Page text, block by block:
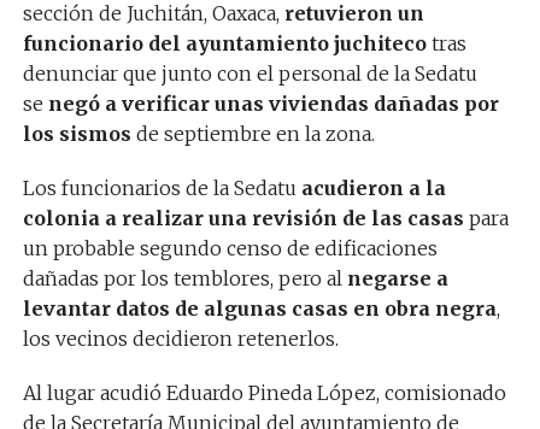
sección de Juchitán, Oaxaca, retuvieron un
funcionario del ayuntamiento juchitecotras
denunciar que junto con el personal de la Sedatu
se negó a verificar unas viviendas dañadas por
los sismos de septiembre en la zona.
Los funcionarios de la Sedatu acudieron a la
colonia a realizar una revisión de las casas para
un probable segundo censo de edificaciones
dañadas por los temblores, pero al negarse a
levantar datos de algunas casas en obra negra,
los vecinos decidieron retenerlos.
Al lugar acudió Eduardo Pineda López, comisionado
de la Secretaría Municipal del ayuntamiento de